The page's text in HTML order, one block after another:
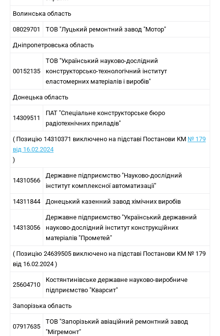
Волинська область
08029701 ТОВ "Луцький ремонтний завод "Мотор"
Дніпропетровська область
00152135
ТОВ "Український науково-дослідний
конструкторсько-технологічний інститут
еластомерних матеріалів і виробів"
Донецька область
14309511
ПАТ "Спеціальне конструкторське бюро
радіотехнічних приладів"
( Позицію 14310371 виключено на підставі Постанови КМ № 179
від 16.02.2024
)
14310566
Державне підприємство "Науково-дослідний
інститут комплексної автоматизації"
14311844 Донецький казенний завод хімічних виробів
14313056
Державне підприємство "Український державний
науково-дослідний інститут конструкційних
матеріалів "Прометей"
( Позицію 24639505 виключено на підставі Постанови КМ № 179
від 16.02.2024 )
25604710
Костянтинівське державне науково-виробниче
підприємство "Кварсит"
Запорізька область
07917635
ТОВ "Запорізький авіаційний ремонтний завод
"Мігремонт"